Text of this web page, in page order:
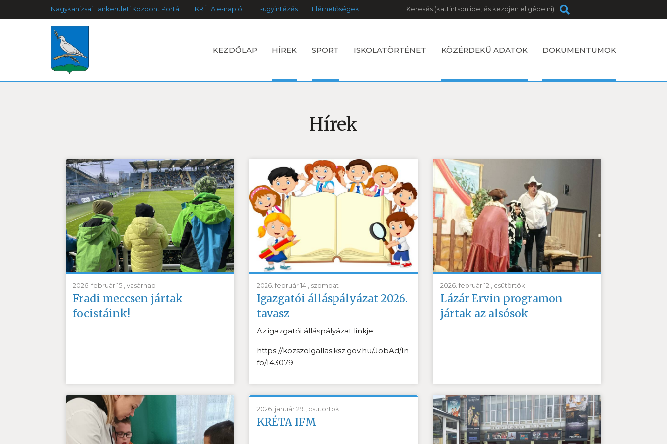
Nagykanizsai Tankerületi Központ Portál KRÉTA e-napló E-ügyintézés Elérhetőségek Keresés
KEZDŐLAP HÍREK SPORT ISKOLATÖRTÉNET KÖZÉRDEKŰ ADATOK DOKUMENTUMOK
Hírek
2026. február 15., vasárnap
Fradi meccsen jártak
focistáink!
2026. február 14., szombat
Igazgatói álláspályázat 2026.
tavasz
Az igazgatói álláspályázat linkje:
https://kozszolgallas.ksz.gov.hu/JobAd/In
fo/143079
2026. február 12., csütörtök
Lázár Ervin programon
jártak az alsósok
2026. január 29., csütörtök
KRÉTA IFM